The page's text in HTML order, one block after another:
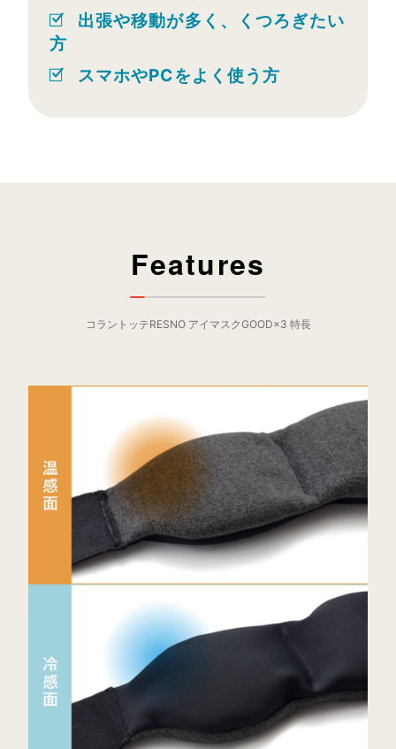
出張や移動が多く、くつろぎたい
方
スマホやPCをよく使う方
Features
コラントッテRESNO アイマスクGOOD×3 特長